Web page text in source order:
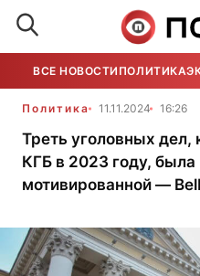
ВСЕ НОВОСТИ ПОЛИТИКА
Политика 11.11.2024 16:26
Треть уголовных
КГБ в 2023 году, была
мотивированной —